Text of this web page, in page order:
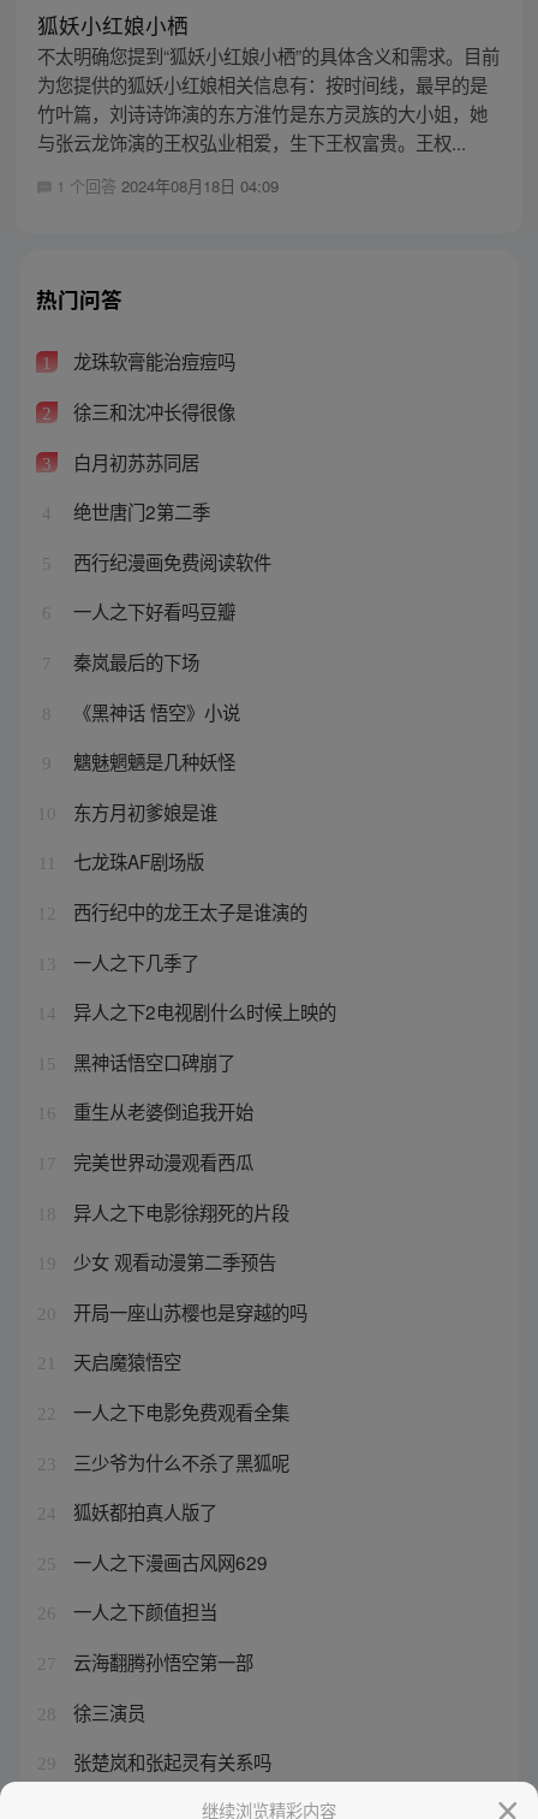
狐妖小红娘小栖
不太明确您提到“狐妖小红娘小栖”的具体含义和需求。目前
为您提供的狐妖小红娘相关信息有：按时间线，最早的是
竹叶篇，刘诗诗饰演的东方淮竹是东方灵族的大小姐，她
与张云龙饰演的王权弘业相爱，生下王权富贵。王权...
1 个回答 2024年08月18日 04:09
热门问答
1 龙珠软膏能治痘痘吗
2 徐三和沈冲长得很像
3 白月初苏苏同居
4 绝世唐门2第二季
5 西行纪漫画免费阅读软件
6 一人之下好看吗豆瓣
7 秦岚最后的下场
8 《黑神话 悟空》小说
9 魑魅魍魉是几种妖怪
10 东方月初爹娘是谁
七龙珠AF剧场版
12 西行纪中的龙王太子是谁演的
13 一人之下几季了
14 异人之下2电视剧什么时候上映的
15 黑神话悟空口碑崩了
16 重生从老婆倒追我开始
17 完美世界动漫观看西瓜
18 异人之下电影徐翔死的片段
19 少女 观看动漫第二季预告
20 开局一座山苏樱也是穿越的吗
21 天启魔猿悟空
22 一人之下电影免费观看全集
23 三少爷为什么不杀了黑狐呢
24 狐妖都拍真人版了
25 一人之下漫画古风网629
26 一人之下颜值担当
27 云海翻腾孙悟空第一部
28 徐三演员
29 张楚岚和张起灵有关系吗
东方秦兰在哪一篇继续浏览精彩内容